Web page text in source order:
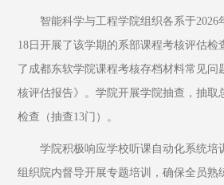
智能科学与工程学院组织各系于2026
18日开展了该学期的系部课程考核评估检
了成都东软学院课程考核存档材料常见问
核评估报告》。学院开展学院抽查，抽取
检查（抽查13门）。
学院积极响应学校听课自动化系统培
组织院内督导开展专题培训，确保全员熟